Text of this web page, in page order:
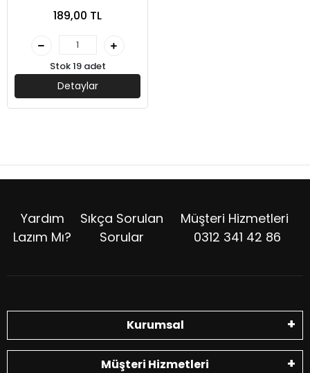
189,00 TL
Stok 19 adet
Detaylar
Yardım
Lazım Mı?
Sıkça Sorulan
Sorular
Müşteri Hizmetleri
0312 341 42 86
Kurumsal
Müşteri Hizmetleri